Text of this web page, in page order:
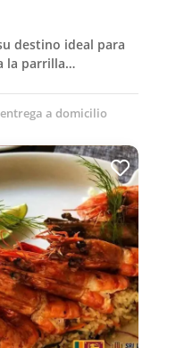
destino ideal para
la parrilla…
a domicilio